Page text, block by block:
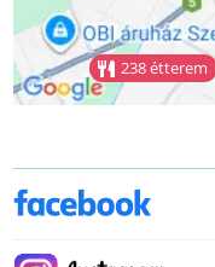
238 étterem